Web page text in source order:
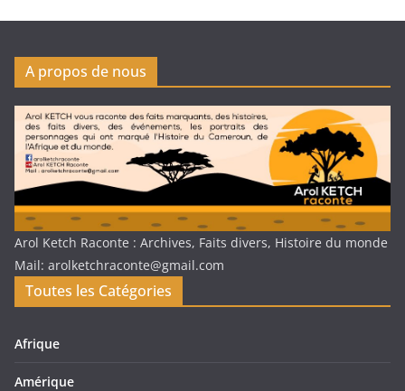
A propos de nous
Arol Ketch Raconte : Archives, Faits divers, Histoire du monde
Mail: arolketchraconte@gmail.com
Toutes les Catégories
Afrique
Amérique